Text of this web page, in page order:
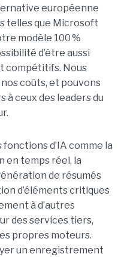
européenne
telles que Microsoft
modèle 100 %
d’être aussi
compétitifs. Nous
coûts, et pouvons
ceux des leaders du
d’IA comme la
en temps réel, la
de résumés
d’éléments critiques
à d’autres
des services tiers,
propres moteurs.
un enregistrement